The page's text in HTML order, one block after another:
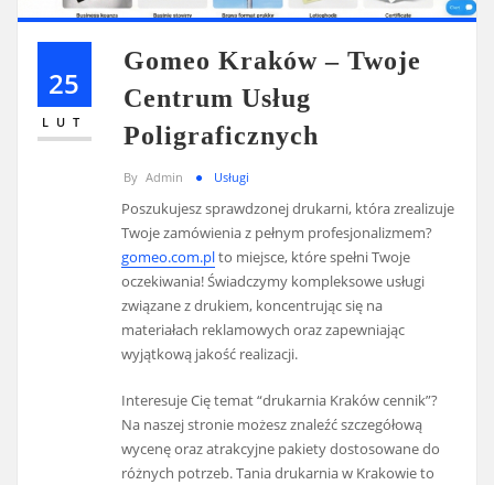
25
LUT
Gomeo Kraków – Twoje
Centrum Usług
Poligraficznych
By Admin Usługi
Poszukujesz sprawdzonej drukarni, która zrealizuje
Twoje zamówienia z pełnym profesjonalizmem?
gomeo.com.plto miejsce, które spełni Twoje
oczekiwania! Świadczymy kompleksowe usługi
związane z drukiem, koncentrując się na
materiałach reklamowych oraz zapewniając
wyjątkową jakość realizacji.
Interesuje Cię temat “drukarnia Kraków cennik”?
Na naszej stronie możesz znaleźć szczegółową
wycenę oraz atrakcyjne pakiety dostosowane do
różnych potrzeb. Tania drukarnia w Krakowie to